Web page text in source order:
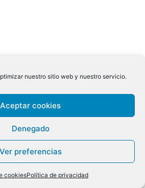
nuestro sitio web y nuestro servicio.
Aceptar cookies
Denegado
Ver preferencias
cookiesPolítica de privacidad